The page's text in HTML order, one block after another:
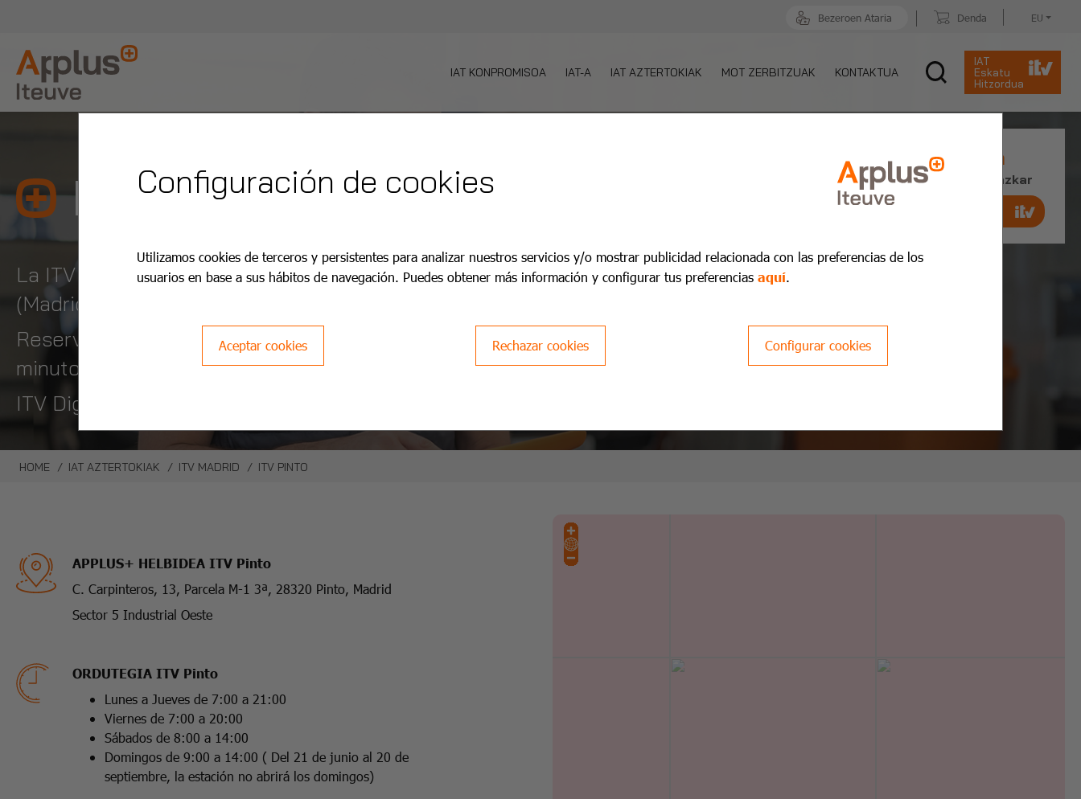
Bezeroen Ataria Denda EU
IAT KONPROMISOA IAT-A IAT AZTERTOKIAK MOT ZERBITZUAK KONTAKTUA
IAT
Eskatu
Hitzordua
ITV Pinto
La ITV Pinto de Applus+ Iteuve es la estación oficial de Pinto
(Madrid Sur), abierta de lunes a domingo.
Reserva tu cita online desde 28,95€ y pasa la ITV en 25-35
minutos sin bajarte del coche en la ITV más fácil y barata.
ITV Digital, pasa la itv sin bajarte del vehículo, cómodamente.
Aurretik ITV hitzordua
Erreserbatu hitzordua azkar eta azkar
HOME IAT AZTERTOKIAK ITV MADRID ITV PINTO
APPLUS+ HELBIDEA ITV Pinto
C. Carpinteros, 13, Parcela M-1 3ª, 28320 Pinto, Madrid
Sector 5 Industrial Oeste
ORDUTEGIA ITV Pinto
Lunes a Jueves de 7:00 a 21:00
Viernes de 7:00 a 20:00
Sábados de 8:00 a 14:00
Domingos de 9:00 a 14:00 ( Del 21 de junio al 20 de
septiembre, la estación no abrirá los domingos)
Configuración de cookies
Utilizamos cookies de terceros y persistentes para analizar nuestros servicios y/o mostrar publicidad relacionada con las preferencias de los
usuarios en base a sus hábitos de navegación. Puedes obtener más información y configurar tus preferencias aquí.
Aceptar cookies Rechazar cookies Configurar cookies